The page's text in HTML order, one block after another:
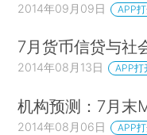
2014年09月09日 APP
7月货币信贷与社
2014年08月13日 APP打
机构预测：7月末
2014年08月06日 APP